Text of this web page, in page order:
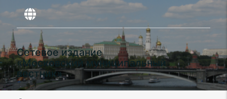
Сетевое издание
«Московский муниципальный
вестник»